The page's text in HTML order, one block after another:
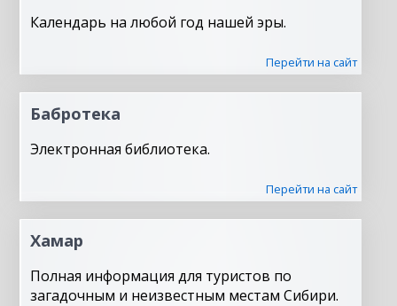
Календарь на любой год нашей эры.
Перейти на сайт
Бабротека
Электронная библиотека.
Перейти на сайт
Хамар
Полная информация для туристов по
загадочным и неизвестным местам Сибири.